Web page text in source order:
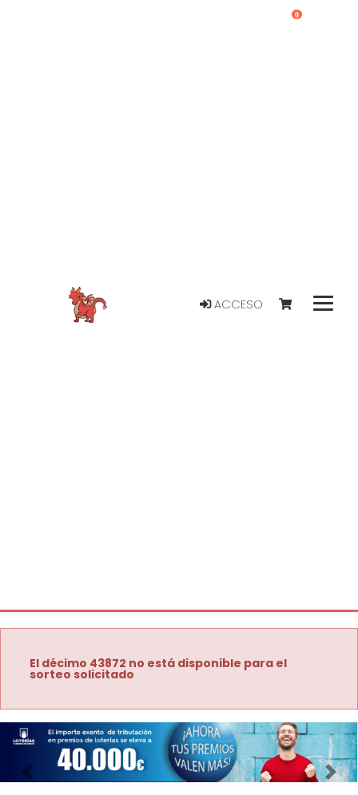
ACCESO
0
El décimo 43872 no está disponible para el
sorteo solicitado
Imagen anterior